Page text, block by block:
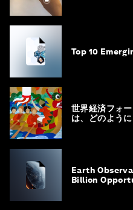
Top 10
世界経済フォ
は、どのよう
Earth
Billion